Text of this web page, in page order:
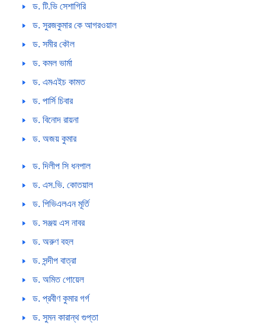
ড. টি.ভি সেশাগিরি
ড. সুরজকুমার কে আগরওয়াল
ড. সমীর কৌল
ড. কমল ভার্মা
ড. এমএইচ কামত
ড. পার্সি চিবার
ড. বিনোদ রায়না
ড. অজয় কুমার
ড. দিলীপ সি ধনপাল
ড. এস.ভি. কোতয়াল
ড. পিভিএলএন মূর্তি
ড. সঞ্জয় এস নাবর
ড. অরুণ বহল
ড. সন্দীপ বাত্রা
ড. অমিত গোয়েল
ড. প্রবীণ কুমার গর্গ
ড. সুমন কারান্থ গুপ্তা